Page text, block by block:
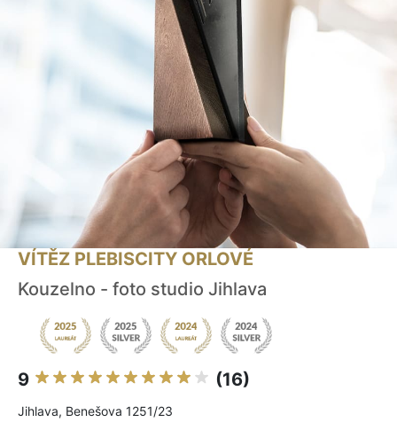
VÍTĚZ PLEBISCITY ORLOVÉ
Kouzelno - foto studio Jihlava
9 (16)
Jihlava, Benešova 1251/23